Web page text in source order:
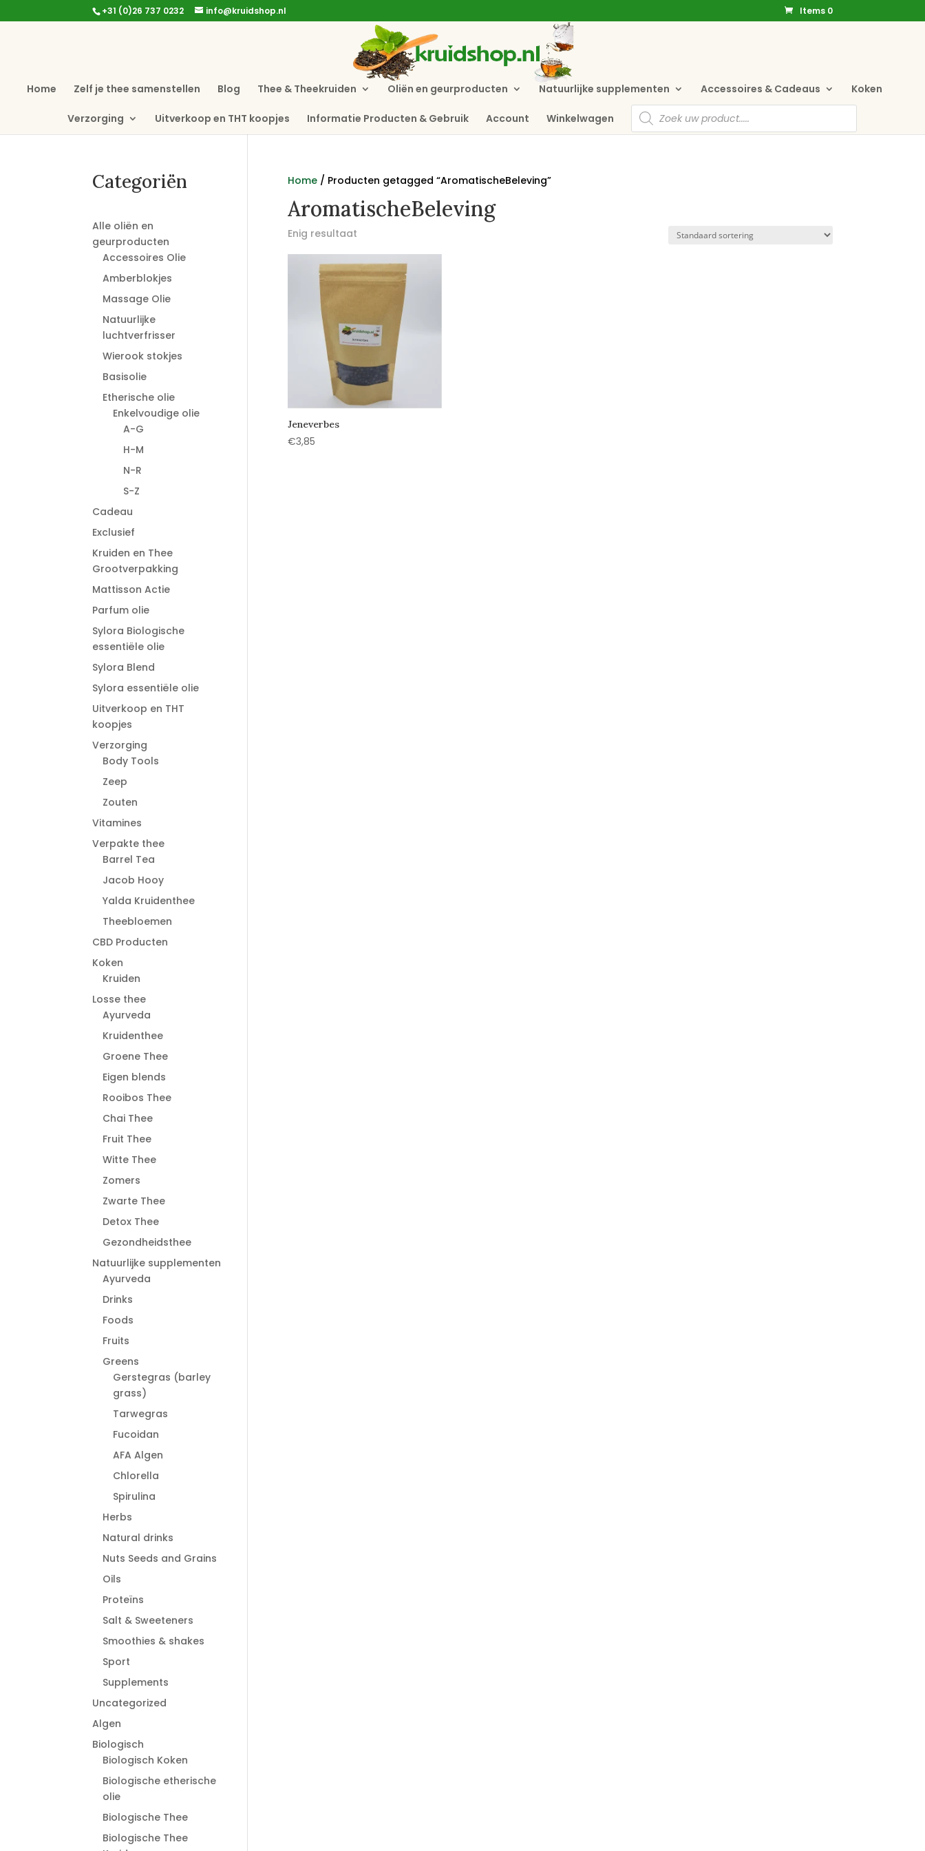
+31 (0)26 737 0232 info@kruidshop.nl Items 0
Home Zelf je thee samenstellen Blog Thee & Theekruiden Oliën en geurproducten Natuurlijke supplementen Accessoires & Cadeaus Koken
Verzorging Uitverkoop en THT koopjes Informatie Producten & Gebruik Account Winkelwagen
Producten
zoeken
Home/ Producten getagged “AromatischeBeleving”
AromatischeBeleving
Enig resultaat
Jeneverbes
€3,85
Categoriën
Alle oliën en
geurproducten
Accessoires Olie
Amberblokjes
Massage Olie
Natuurlijke
luchtverfrisser
Wierook stokjes
Basisolie
Etherische olie
Enkelvoudige olie
A-G
H-M
N-R
S-Z
Cadeau
Exclusief
Kruiden en Thee
Grootverpakking
Mattisson Actie
Parfum olie
Sylora Biologische
essentiële olie
Sylora Blend
Sylora essentiële olie
Uitverkoop en THT
koopjes
Verzorging
Body Tools
Zeep
Zouten
Vitamines
Verpakte thee
Barrel Tea
Jacob Hooy
Yalda Kruidenthee
Theebloemen
CBD Producten
Koken
Kruiden
Losse thee
Ayurveda
Kruidenthee
Groene Thee
Eigen blends
Rooibos Thee
Chai Thee
Fruit Thee
Witte Thee
Zomers
Zwarte Thee
Detox Thee
Gezondheidsthee
Natuurlijke supplementen
Ayurveda
Drinks
Foods
Fruits
Greens
Gerstegras (barley
grass)
Tarwegras
Fucoidan
AFA Algen
Chlorella
Spirulina
Herbs
Natural drinks
Nuts Seeds and Grains
Oils
Proteïns
Salt & Sweeteners
Smoothies & shakes
Sport
Supplements
Uncategorized
Algen
Biologisch
Biologisch Koken
Biologische etherische
olie
Biologische Thee
Biologische Thee